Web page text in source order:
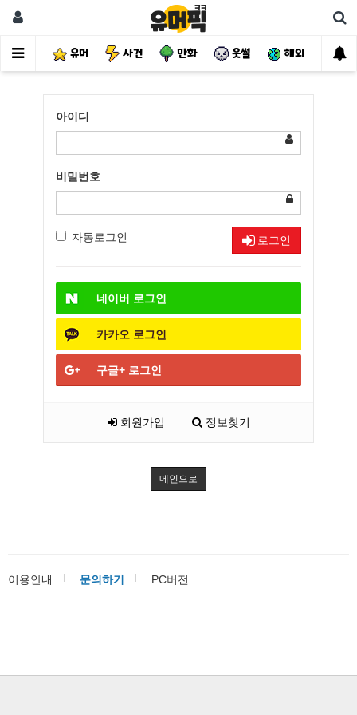
유머 사건 만화 웃썰 해외 핫
아이디
비밀번호
자동로그인 로그인
네이버 로그인
카카오 로그인
구글+ 로그인
회원가입 정보찾기
메인으로
이용안내 문의하기 PC버전